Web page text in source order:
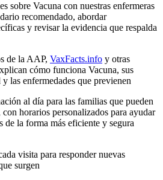
sobre Vacuna con nuestras enfermeras
recomendado, abordar
y revisar la evidencia que respalda
de la AAP, VaxFacts.info y otras
cómo funciona Vacuna, sus
las enfermedades que previenen
al día para las familias que pueden
con horarios personalizados para ayudar
de la forma más eficiente y segura
visita para responder nuevas
surgen